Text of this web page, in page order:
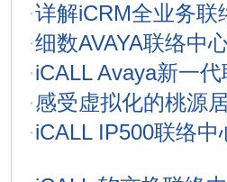
·详解iCRM全业务联
·细数AVAYA联络中
·iCALL Avaya新一
·感受虚拟化的桃源
·iCALL IP500联络